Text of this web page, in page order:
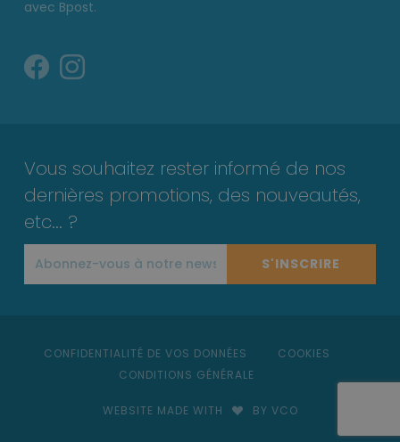
avec Bpost.
Vous souhaitez rester informé de nos
dernières promotions, des nouveautés,
etc... ?
S'INSCRIRE
CONFIDENTIALITÉ DE VOS DONNÉES
COOKIES
CONDITIONS GÉNÉRALE
WEBSITE MADE WITH BY VCO